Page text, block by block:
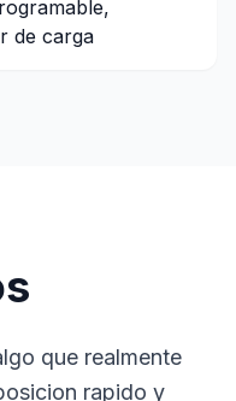
de carga
que realmente
rapido y